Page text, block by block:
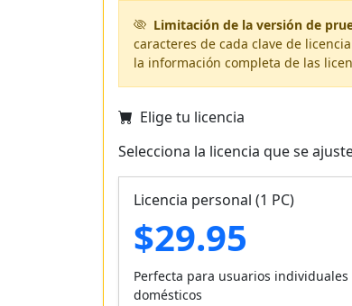
Limitación de la versión de
caracteres de cada clave de
la información completa de las
Elige tu licencia
Selecciona la licencia que se
Licencia personal (1 PC)
$29.95
Perfecta para usuarios individuales
domésticos